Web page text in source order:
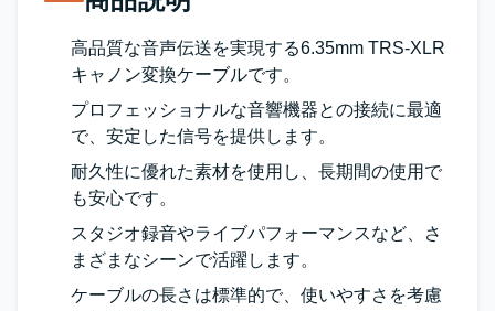
高品質な音声伝送を実現する6.35mm TRS-XLR
キャノン変換ケーブルです。
プロフェッショナルな音響機器との接続に最適
で、安定した信号を提供します。
耐久性に優れた素材を使用し、長期間の使用で
も安心です。
スタジオ録音やライブパフォーマンスなど、さ
まざまなシーンで活躍します。
ケーブルの長さは標準的で、使いやすさを考慮